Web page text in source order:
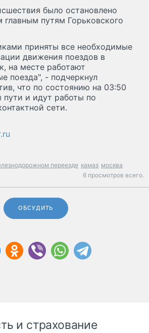
было остановлено
путям Горьковского
приняты все необходимые
движения поездов в
на месте работают
поезда", - подчеркнул
что по состоянию на 03:50
и идут работы по
сети.
переезде камаз москва
6 просмотров всего.
ОБСУДИТЬ
и страхование